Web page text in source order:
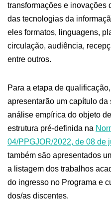
transformações e inovações
das tecnologias da
eles formatos, linguagens,
circulação, audiência,
entre outros.
Para a etapa de
apresentarão um capítulo
análise empírica do objeto
estrutura pré-definida na
04/PPGJOR/2022, de 08 de
também são apresentados
a listagem dos trabalhos
do ingresso no Programa e
dos/as discentes.